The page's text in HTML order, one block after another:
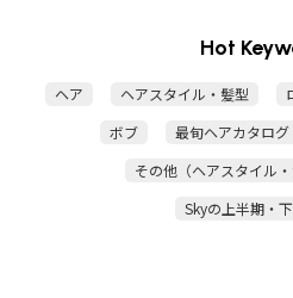
Hot
ヘア ヘアスタイル・髪型
ボブ
最旬ヘアカタログ
その他（ヘアスタイル・
Skyの上半期・